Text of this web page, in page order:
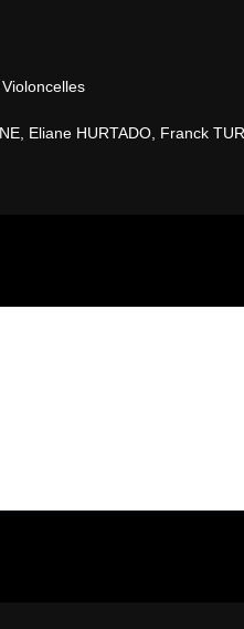
Eliane HURTADO, Franck